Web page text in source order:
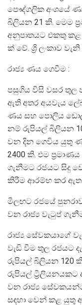
පෞද්ගලික අංශයේ
බිලියන 21 කි. මෙම
අනුපාතයට එකතු කළ
ක් වේ. ශ්‍රි ලංකාව
රාජ්‍ය ණය ගෙවීම :
පසුගිය විසි වසර තුල
ඇති අතර අයවැය
ණය සහ පොලිය
නම් රුපියල් බිලියන
වන දින ගෙවිය යුතු
2400 කි. එම
ගැනීමට රජයට සිදු
කිරීම ආරම්භ කර ඇත.
මීලඟට රජයේ
වන රාජ්‍ය වැටුප්
රාජ්‍ය සේවකයාගේ
වැඩි වීම තුල රජයට
රුපියල් බිලියන 120
රුපියල් ට්‍රිලියනයකට
වන රාජ්‍ය
සඳහා වෙන් කළ යුතු